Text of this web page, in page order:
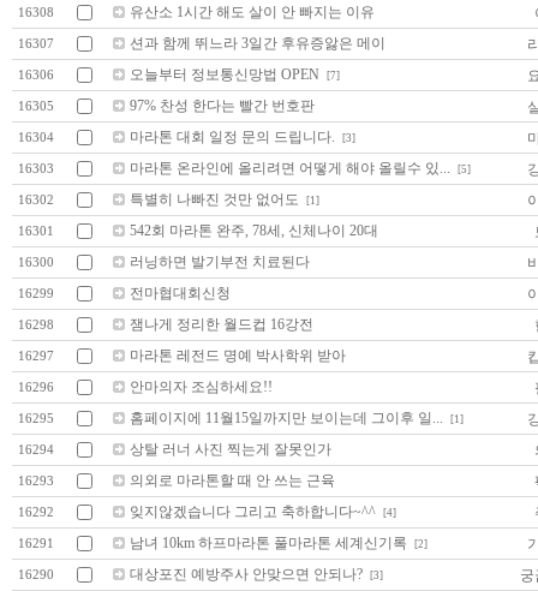
16308 유산소 1시간 해도 살이 안 빠지는 이유
16307 션과 함께 뛰느라 3일간 후유증앓은 메이
16306 오늘부터 정보통신망법 OPEN [7]
16305 97% 찬성 한다는 빨간 번호판
16304 마라톤 대회 일정 문의 드립니다. [3]
16303 마라톤 온라인에 올리려면 어떻게 해야 올릴수 있... [5]
16302 특별히 나빠진 것만 없어도 [1]
16301 542회 마라톤 완주, 78세, 신체나이 20대
16300 러닝하면 발기부전 치료된다
16299 전마협대회신청
16298 잼나게 정리한 월드컵 16강전
16297 마라톤 레전드 명예 박사학위 받아
16296 안마의자 조심하세요!!
16295 홈페이지에 11월15일까지만 보이는데 그이후 일... [1]
16294 상탈 러너 사진 찍는게 잘못인가
16293 의외로 마라톤할 때 안 쓰는 근육
16292 잊지않겠습니다 그리고 축하합니다~^^ [4]
16291 남녀 10km 하프마라톤 풀마라톤 세계신기록 [2]
16290 대상포진 예방주사 안맞으면 안되나? [3] 궁